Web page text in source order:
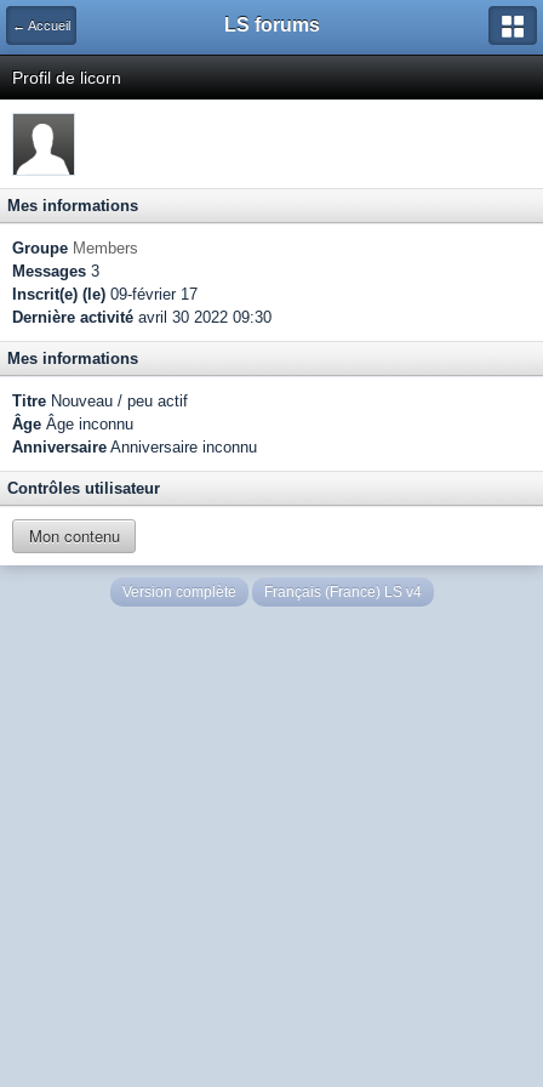
← Accueil LS forums
Profil de licorn
Mes informations
Groupe Members
Messages 3
Inscrit(e) (le) 09-février 17
Dernière activité avril 30 2022 09:30
Mes informations
Titre Nouveau / peu actif
Âge Âge inconnu
Anniversaire Anniversaire inconnu
Contrôles utilisateur
Mon contenu
Version complète Français (France) LS v4